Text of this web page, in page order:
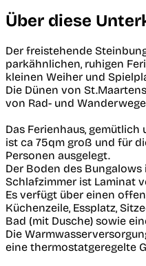
Über diese
Der freistehende
parkähnlichen, ruhigen
kleinen Weiher und
Die Dünen von
von Rad- und
Das Ferienhaus,
ist ca 75qm groß und für
Personen ausgelegt.
Der Boden des
Schlafzimmer ist Laminat
Es verfügt über einen
Küchenzeile, Essplatz,
Bad (mit Dusche) sowie
Die
eine thermostatgeregelte